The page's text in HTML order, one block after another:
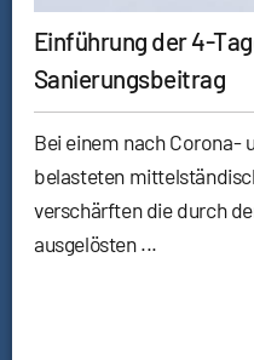
Einführung der 4-
Sanierungsbeitrag
Bei einem nach Corona-
belasteten
verschärften die durch
ausgelösten ...